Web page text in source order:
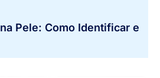
Pele: Como Identificar e